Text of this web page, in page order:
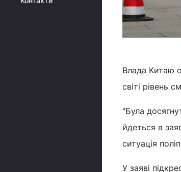
Влада Китаю
світі рівень
"Була
йдеться в
ситуація
У заяві